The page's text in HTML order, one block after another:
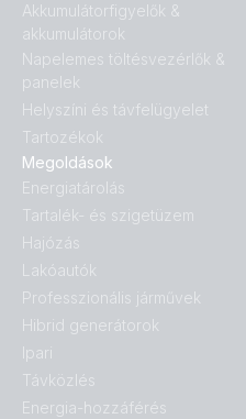
Akkumulátorfigyelők &
akkumulátorok
Napelemes töltésvezérlők &
panelek
Helyszíni és távfelügyelet
Tartozékok
Megoldások
Energiatárolás
Tartalék- és szigetüzem
Hajózás
Lakóautók
Professzionális járművek
Hibrid generátorok
Ipari
Távközlés
Energia-hozzáférés